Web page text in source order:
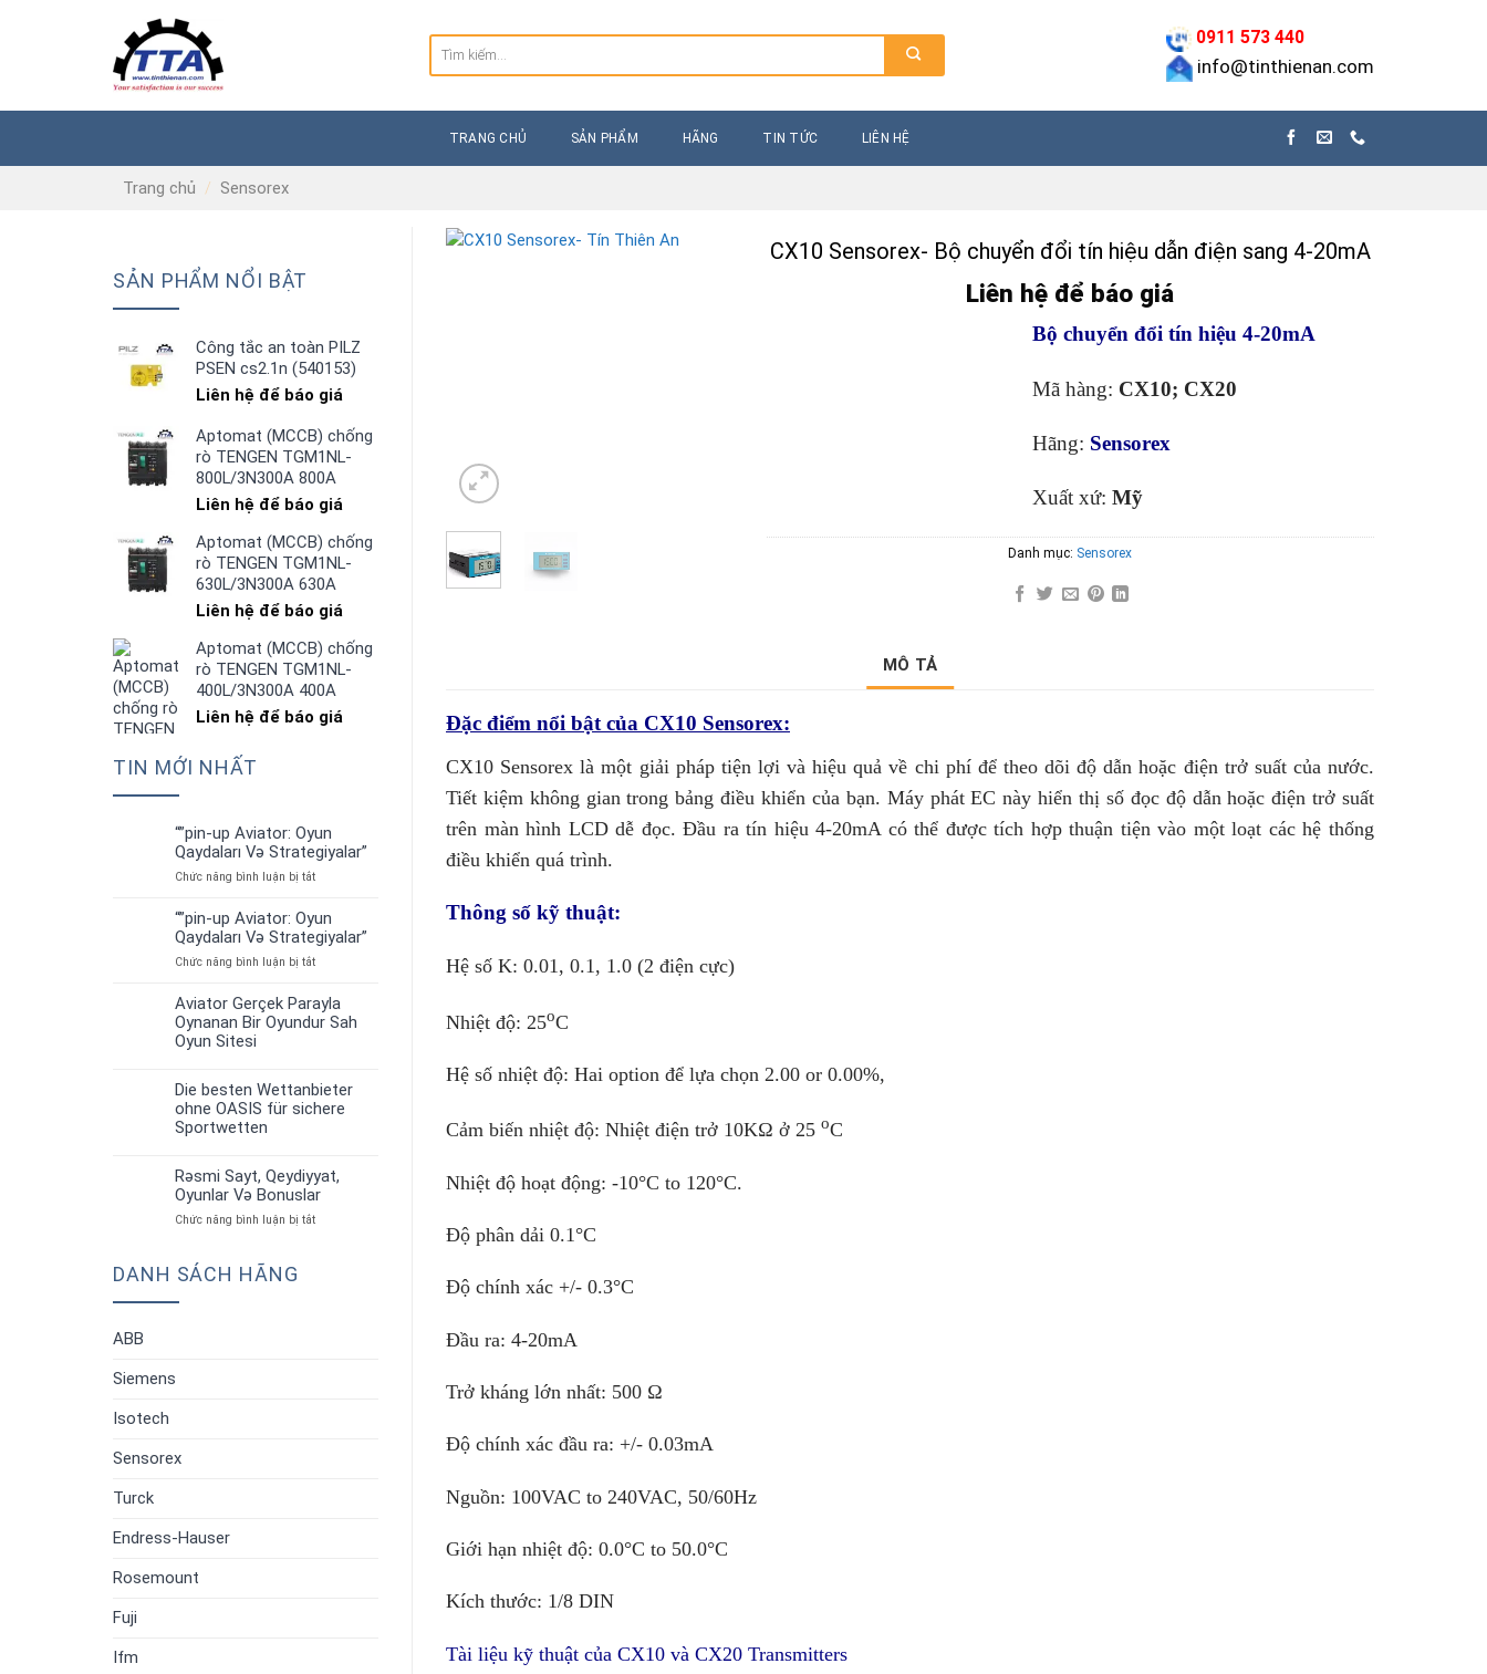
Tìm
0911 573 440
info@tinthienan.com
TRANG CHỦ SẢN PHẨM HÃNG TIN TỨC LIÊN HỆ
Trang chủ / Sensorex
SẢN PHẨM NỔI BẬT
Công tắc an toàn PILZ
PSEN cs2.1n (540153)
Liên hệ để báo giá
Aptomat (MCCB) chống
rò TENGEN TGM1NL-
800L/3N300A 800A
Liên hệ để báo giá
Aptomat (MCCB) chống
rò TENGEN TGM1NL-
630L/3N300A 630A
Liên hệ để báo giá
Aptomat (MCCB) chống
rò TENGEN TGM1NL-
400L/3N300A 400A
Liên hệ để báo giá
TIN MỚI NHẤT
“”pin-up Aviator: Oyun
Qaydaları Və Strategiyalar”
Chức năng bình luận bị tắtở
Aviator:
Oyun
Qaydaları
Strategiyalar”
“”pin-up Aviator: Oyun
Qaydaları Və Strategiyalar”
Chức năng bình luận bị tắtở
Aviator:
Oyun
Strategiyalar”
Aviator Gerçek Parayla
Oynanan Bir Oyundur Sah
Oyun Sitesi
Die besten Wettanbieter
ohne OASIS für sichere
Sportwetten
Rəsmi Sayt, Qeydiyyat,
Oyunlar Və Bonuslar
Chức năng bình luận bị tắtở
DANH SÁCH HÃNG
ABB
Siemens
Isotech
Sensorex
Turck
Endress-Hauser
Rosemount
Fuji
Ifm
CX10 Sensorex- Bộ chuyển đổi tín hiệu dẫn điện sang 4-20mA
Liên hệ để báo giá
Bộ chuyển đổi tín hiệu 4-20mA
Mã hàng: CX10; CX20
Hãng: Sensorex
Xuất xứ: Mỹ
Danh mục: Sensorex
MÔ TẢ
Đặc điểm nổi bật của CX10 Sensorex:
CX10 Sensorex là một giải pháp tiện lợi và hiệu quả về chi phí để theo dõi độ dẫn hoặc điện trở suất của nước.
Tiết kiệm không gian trong bảng điều khiển của bạn. Máy phát EC này hiển thị số đọc độ dẫn hoặc điện trở suất
trên màn hình LCD dễ đọc. Đầu ra tín hiệu 4-20mA có thể được tích hợp thuận tiện vào một loạt các hệ thống
điều khiển quá trình.
Thông số kỹ thuật:
Hệ số K: 0.01, 0.1, 1.0 (2 điện cực)
Nhiệt độ: 25oC
Hệ số nhiệt độ: Hai option để lựa chọn 2.00 or 0.00%,
Cảm biến nhiệt độ: Nhiệt điện trở 10KΩ ở 25 oC
Nhiệt độ hoạt động: -10°C to 120°C.
Độ phân dải 0.1°C
Độ chính xác +/- 0.3°C
Đầu ra: 4-20mA
Trở kháng lớn nhất: 500 Ω
Độ chính xác đầu ra: +/- 0.03mA
Nguồn: 100VAC to 240VAC, 50/60Hz
Giới hạn nhiệt độ: 0.0°C to 50.0°C
Kích thước: 1/8 DIN
Tài liệu kỹ thuật của CX10 và CX20 Transmitters